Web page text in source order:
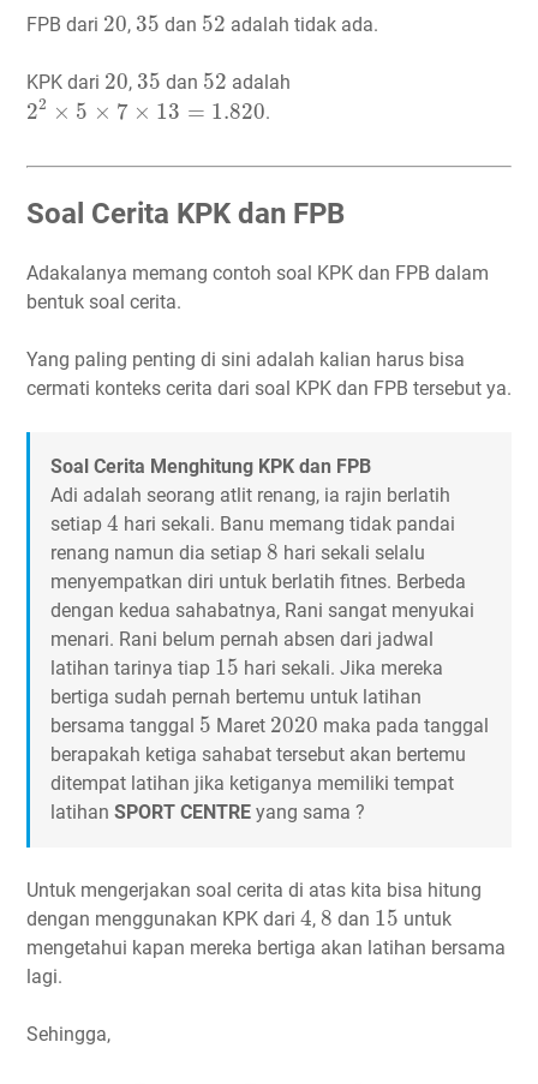
FPB dari 20
20, 35
35 dan 52
52 adalah tidak ada.
KPK dari 20
20, 35
35 dan 52
52 adalah
22 × 5 × 7 × 13 = 1.820
22× 5×7 ×13=1.820
.
Soal Cerita KPK dan FPB
Adakalanya memang contoh soal KPK dan FPB dalam
bentuk soal cerita.
Yang paling penting di sini adalah kalian harus bisa
cermati konteks cerita dari soal KPK dan FPB tersebut ya.
Soal Cerita Menghitung KPK dan FPB
Adi adalah seorang atlit renang, ia rajin berlatih
setiap 4
4 hari sekali. Banu memang tidak pandai
renang namun dia setiap 8
8 hari sekali selalu
menyempatkan diri untuk berlatih fitnes. Berbeda
dengan kedua sahabatnya, Rani sangat menyukai
menari. Rani belum pernah absen dari jadwal
latihan tarinya tiap 15
15 hari sekali. Jika mereka
bertiga sudah pernah bertemu untuk latihan
bersama tanggal 5
5 Maret 2020
2020 maka pada tanggal
berapakah ketiga sahabat tersebut akan bertemu
ditempat latihan jika ketiganya memiliki tempat
latihan SPORT CENTRE yang sama ?
Untuk mengerjakan soal cerita di atas kita bisa hitung
dengan menggunakan KPK dari 4
4, 8
8 dan 15
15 untuk
mengetahui kapan mereka bertiga akan latihan bersama
lagi.
Sehingga,